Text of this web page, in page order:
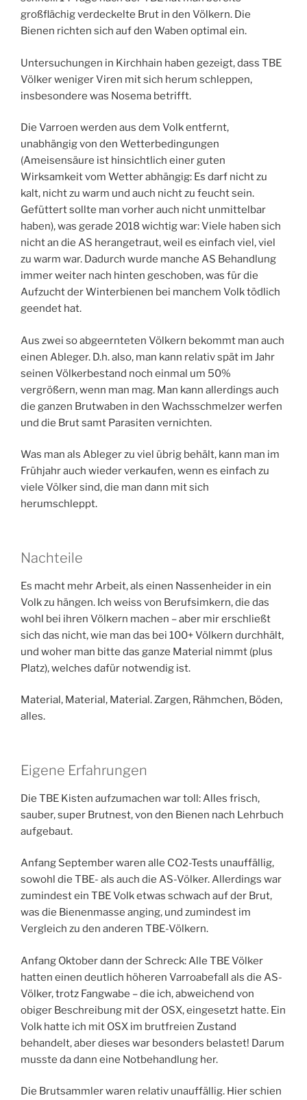
großflächig verdeckelte Brut in den Völkern. Die
Bienen richten sich auf den Waben optimal ein.
Untersuchungen in Kirchhain haben gezeigt, dass TBE
Völker weniger Viren mit sich herum schleppen,
insbesondere was Nosema betrifft.
Die Varroen werden aus dem Volk entfernt,
unabhängig von den Wetterbedingungen
(Ameisensäure ist hinsichtlich einer guten
Wirksamkeit vom Wetter abhängig: Es darf nicht zu
kalt, nicht zu warm und auch nicht zu feucht sein.
Gefüttert sollte man vorher auch nicht unmittelbar
haben), was gerade 2018 wichtig war: Viele haben sich
nicht an die AS herangetraut, weil es einfach viel, viel
zu warm war. Dadurch wurde manche AS Behandlung
immer weiter nach hinten geschoben, was für die
Aufzucht der Winterbienen bei manchem Volk tödlich
geendet hat.
Aus zwei so abgeernteten Völkern bekommt man auch
einen Ableger. D.h. also, man kann relativ spät im Jahr
seinen Völkerbestand noch einmal um 50%
vergrößern, wenn man mag. Man kann allerdings auch
die ganzen Brutwaben in den Wachsschmelzer werfen
und die Brut samt Parasiten vernichten.
Was man als Ableger zu viel übrig behält, kann man im
Frühjahr auch wieder verkaufen, wenn es einfach zu
viele Völker sind, die man dann mit sich
herumschleppt.
Nachteile
Es macht mehr Arbeit, als einen Nassenheider in ein
Volk zu hängen. Ich weiss von Berufsimkern, die das
wohl bei ihren Völkern machen – aber mir erschließt
sich das nicht, wie man das bei 100+ Völkern durchhält,
und woher man bitte das ganze Material nimmt (plus
Platz), welches dafür notwendig ist.
Material, Material, Material. Zargen, Rähmchen, Böden,
alles.
Eigene Erfahrungen
Die TBE Kisten aufzumachen war toll: Alles frisch,
sauber, super Brutnest, von den Bienen nach Lehrbuch
aufgebaut.
Anfang September waren alle CO2-Tests unauffällig,
sowohl die TBE- als auch die AS-Völker. Allerdings war
zumindest ein TBE Volk etwas schwach auf der Brut,
was die Bienenmasse anging, und zumindest im
Vergleich zu den anderen TBE-Völkern.
Anfang Oktober dann der Schreck: Alle TBE Völker
hatten einen deutlich höheren Varroabefall als die AS-
Völker, trotz Fangwabe – die ich, abweichend von
obiger Beschreibung mit der OSX, eingesetzt hatte. Ein
Volk hatte ich mit OSX im brutfreien Zustand
behandelt, aber dieses war besonders belastet! Darum
musste da dann eine Notbehandlung her.
Die Brutsammler waren relativ unauffällig. Hier schien